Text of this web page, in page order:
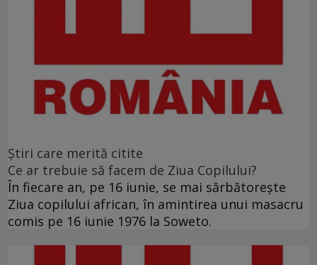
Ştiri care merită citite
Ce ar trebuie să facem de Ziua Copilului?
În fiecare an, pe 16 iunie, se mai sărbătoreşte
Ziua copilului african, în amintirea unui masacru
comis pe 16 iunie 1976 la Soweto.